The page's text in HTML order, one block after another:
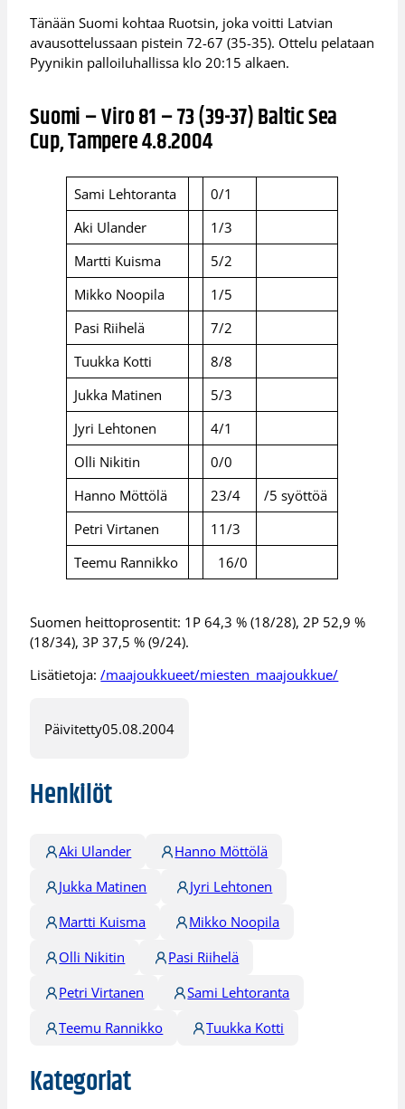
Tänään Suomi kohtaa Ruotsin, joka voitti Latvian
avausottelussaan pistein 72-67 (35-35). Ottelu pelataan
Pyynikin palloiluhallissa klo 20:15 alkaen.
Suomi – Viro 81 – 73 (39-37) Baltic Sea
Cup, Tampere 4.8.2004
Sami Lehtoranta
0/1
Aki Ulander
1/3
Martti Kuisma
5/2
Mikko Noopila
1/5
Pasi Riihelä
7/2
Tuukka Kotti
8/8
Jukka Matinen
5/3
Jyri Lehtonen
4/1
Olli Nikitin
0/0
Hanno Möttölä
23/4
/5 syöttöä
Petri Virtanen
11/3
Teemu Rannikko
16/0
Suomen heittoprosentit: 1P 64,3 % (18/28), 2P 52,9 %
(18/34), 3P 37,5 % (9/24).
Lisätietoja:/maajoukkueet/miesten_maajoukkue/
Päivitetty05.08.2004
Henkilöt
Aki Ulander
Hanno Möttölä
Jukka Matinen
Jyri Lehtonen
Martti Kuisma
Mikko Noopila
Olli Nikitin
Pasi Riihelä
Petri Virtanen
Sami Lehtoranta
Teemu Rannikko
Tuukka Kotti
Kategoriat